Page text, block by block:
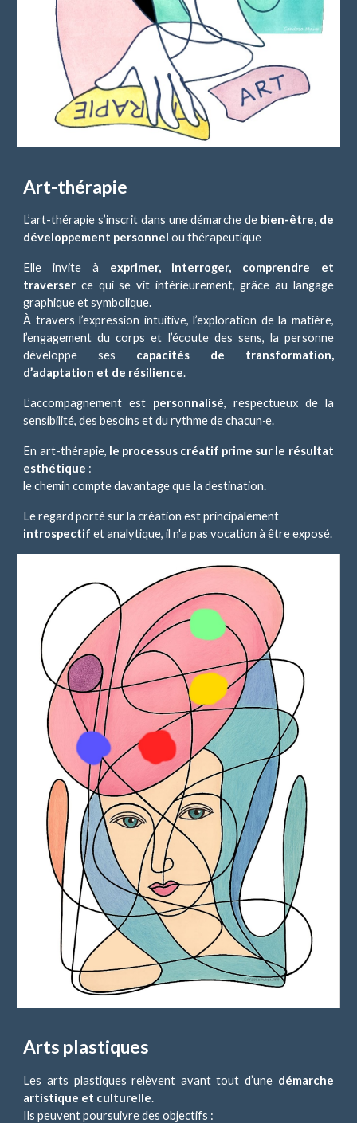
Art-thérapie
L’art-thérapie s’inscrit dans une démarche de bien-être, de
développement personnel ou thérapeutique
Elle invite à exprimer, interroger, comprendre et
traverser ce qui se vit intérieurement, grâce au langage
graphique et symbolique.
À travers l’expression intuitive, l’exploration de la matière,
l’engagement du corps et l’écoute des sens, la personne
développe ses capacités de transformation,
d’adaptation et de résilience.
L’accompagnement est personnalisé, respectueux de la
sensibilité, des besoins et du rythme de chacun·e.
En art-thérapie, le processus créatif prime sur le résultat
esthétique :
le chemin compte davantage que la destination.
Le regard porté sur la création est principalement
introspectif et analytique, il n'a pas vocation à être exposé.
Arts plastiques
Les arts plastiques relèvent avant tout d’une démarche
artistique et culturelle.
Ils peuvent poursuivre des objectifs :